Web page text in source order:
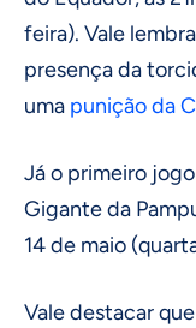
feira). Vale
presença da
uma punição da
Já o primeiro
Gigante da
14 de maio
Vale destacar